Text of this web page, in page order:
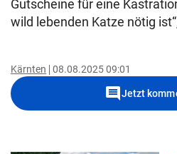
Gutscheine für eine
wild lebenden Katze nötig
Kärnten 08.08.2025 09:01
commentJetzt